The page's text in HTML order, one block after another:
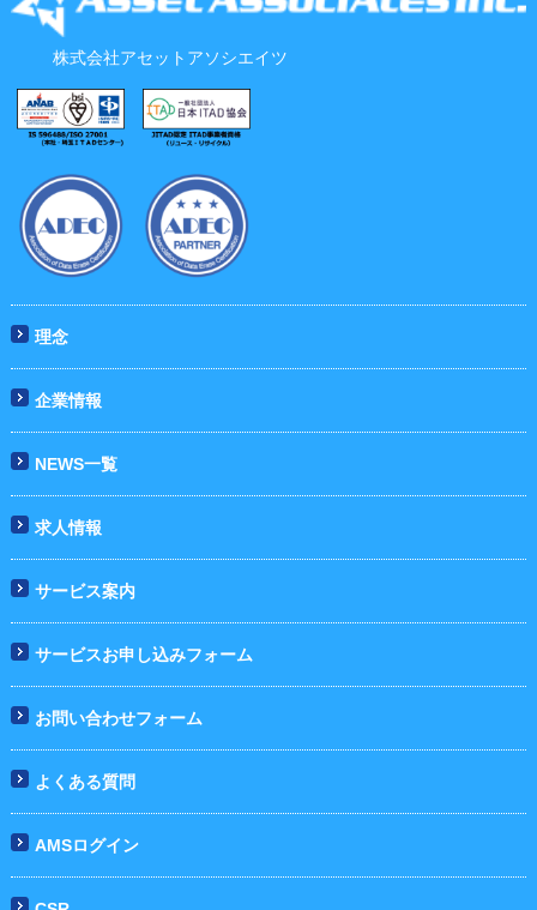
株式会社アセットアソシエイツ
理念
企業情報
NEWS一覧
求人情報
サービス案内
サービスお申し込みフォーム
お問い合わせフォーム
よくある質問
AMSログイン